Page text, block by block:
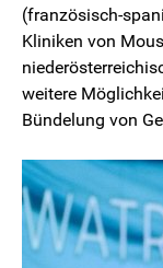
(französisch-
Kliniken von
weitere
Bündelung von